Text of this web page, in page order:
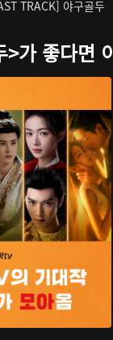
TRACK] 야구골두
>가 좋다면